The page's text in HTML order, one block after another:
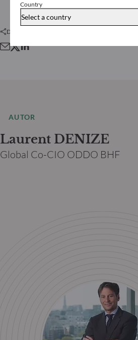
Country
Select a country
Diesen Artikel teilen
AUTOR
Laurent DENIZE
Global Co-CIO ODDO BHF